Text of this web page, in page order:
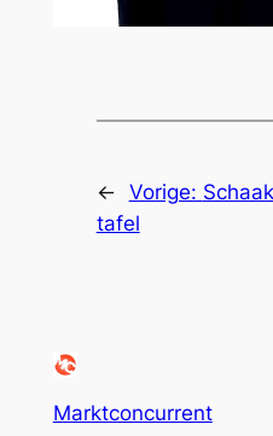
← Vorige:
tafel
Marktconcurrent